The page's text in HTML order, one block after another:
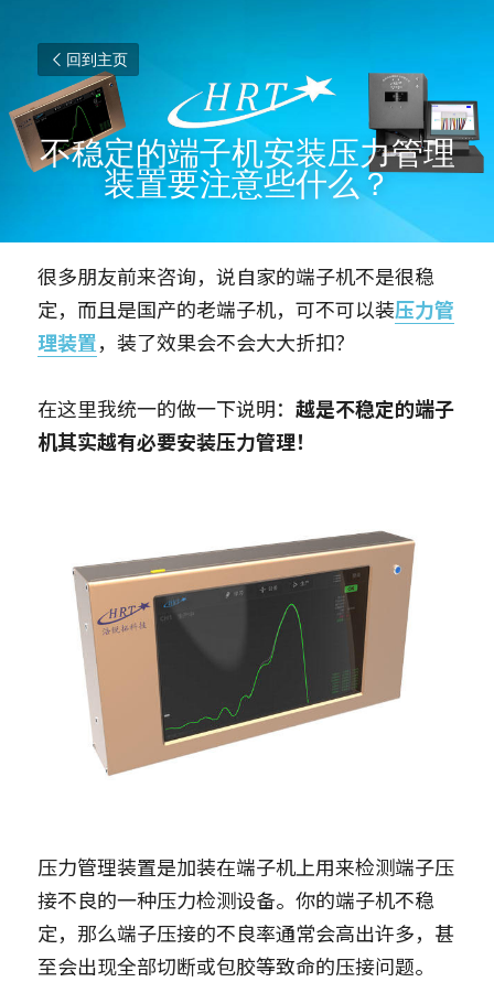
回到主页
不稳定的端子机安装压力管理
装置要注意些什么？
很多朋友前来咨询，说自家的端子机不是很稳
定，而且是国产的老端子机，可不可以装压力管
理装置，装了效果会不会大大折扣？
在这里我统一的做一下说明： 越是不稳定的端子
机其实越有必要安装压力管理！
压力管理装置是加装在端子机上用来检测端子压
接不良的一种压力检测设备。你的端子机不稳
定，那么端子压接的不良率通常会高出许多，甚
至会出现全部切断或包胶等致命的压接问题。